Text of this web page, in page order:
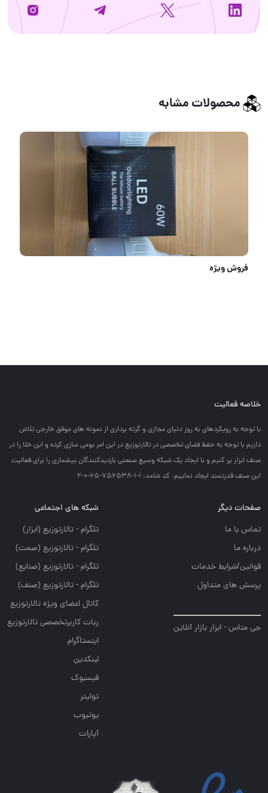
محصولات مشابه
فروش ویژه
خلاصه فعالیت
با توجه به رويكردهاي به روز دنياي مجازي و گرته برداري از نمونه هاي موفق خارجي تلاش
داريم با توجه به حفظ فضاي تخصصي در تالارتوزيع در اين امر بومي سازي كرده و اين خلا را در
صنف ابزار پر كنيم و با ايجاد يك شبكه وسيع صنعتي بازديدكنندگان بيشماري را براي فعاليت
اين صنف قدرتمند ايجاد نماييم. کد شامد: 1-1-756538-65-0-2
صفحات دیگر
تماس با ما
درباره ما
قوانین/شرایط خدمات
پرسش های متداول
جی متاس - ابزار بازار آنلاین
شبکه های اجتماعی
تلگرام - تالارتوزيع (ابزار)
تلگرام - تالارتوزيع (صمت)
تلگرام - تالارتوزيع (صنايع)
تلگرام - تالارتوزیع (صنف)
کانال اعضای ویژه تالارتوزیع
ربات کاربرتخصصی تالارتوزیع
اینستاگرام
لینکدین
فیسبوک
توئیتر
یوتیوب
آپارات